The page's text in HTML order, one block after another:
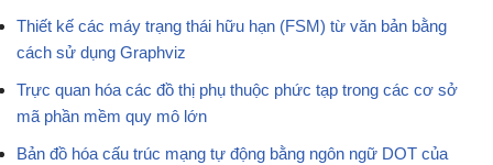
Thiết kế các máy trạng thái hữu hạn (FSM) từ văn bản bằng
cách sử dụng Graphviz
Trực quan hóa các đồ thị phụ thuộc phức tạp trong các cơ sở
mã phần mềm quy mô lớn
Bản đồ hóa cấu trúc mạng tự động bằng ngôn ngữ DOT của